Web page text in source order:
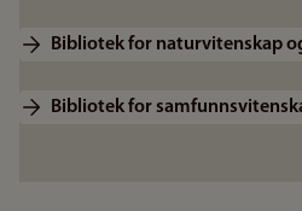
Bibliotek for naturvitenskap
Bibliotek for